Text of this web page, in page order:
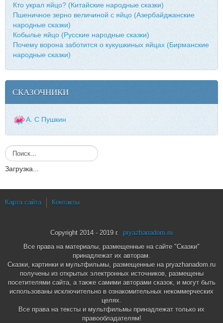
Кто украл яйцо? (Китайские народные сказки)
Пшеничное зерно величиной с яйцо (Азербайджанские
народные сказки)
Кобылье яйцо (Русские народные сказки)
Почему ворона заботится о кукушкиных яйцах (Бирманские
народные сказки)
СКАЗОЧНИКИ
А. С Пушкин
И
с
к
т
ь
Загрузка...
Карта сайта Контакты
Copyright 2014 - 2019 г. pryazhanadom.ru
Все права на материалы, размещенные на сайте "Сказки"
принадлежат их авторам.
Сказки, картинки и мультфильмы, размещенные на pryazhanadom.ru
получены из открытых электронных источников, размещены
посетителями сайта, а также самими авторами сказок, и могут быть
использованы исключительно в ознакомительных некоммерческих
целях.
Все права на тексты и мультфильмы принадлежат только их
правообладателям!